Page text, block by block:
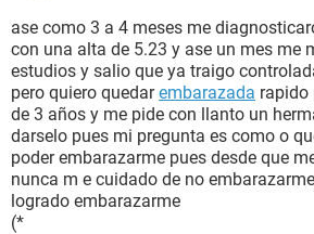
BIENESTAR
SEXUALIDAD
GLOSARIO
ase como 3 a 4 meses me
con una alta de 5.23 y ase un mes me
estudios y salio que ya traigo
pero quiero quedarembarazada rapido
de 3 años y me pide con llanto un
darselo pues mi pregunta es como o
poder embarazarme pues desde que
nunca m e cuidado de no
logrado embarazarme
(*